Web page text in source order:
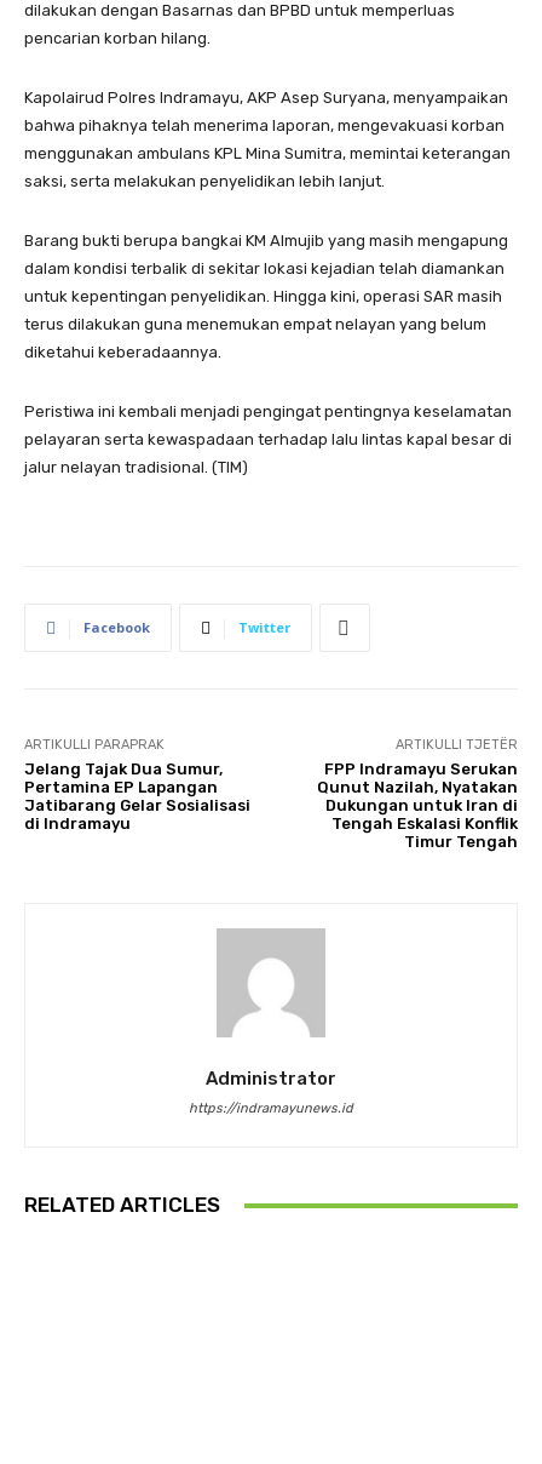
dilakukan dengan Basarnas dan BPBD untuk memperluas
pencarian korban hilang.
Kapolairud Polres Indramayu, AKP Asep Suryana, menyampaikan
bahwa pihaknya telah menerima laporan, mengevakuasi korban
menggunakan ambulans KPL Mina Sumitra, memintai keterangan
saksi, serta melakukan penyelidikan lebih lanjut.
Barang bukti berupa bangkai KM Almujib yang masih mengapung
dalam kondisi terbalik di sekitar lokasi kejadian telah diamankan
untuk kepentingan penyelidikan. Hingga kini, operasi SAR masih
terus dilakukan guna menemukan empat nelayan yang belum
diketahui keberadaannya.
Peristiwa ini kembali menjadi pengingat pentingnya keselamatan
pelayaran serta kewaspadaan terhadap lalu lintas kapal besar di
jalur nelayan tradisional. (TIM)
Facebook Twitter
ARTIKULLI PARAPRAK
Jelang Tajak Dua Sumur,
Pertamina EP Lapangan
Jatibarang Gelar Sosialisasi
di Indramayu
ARTIKULLI TJETËR
FPP Indramayu Serukan
Qunut Nazilah, Nyatakan
Dukungan untuk Iran di
Tengah Eskalasi Konflik
Timur Tengah
Administrator
https://indramayunews.id
RELATED ARTICLES